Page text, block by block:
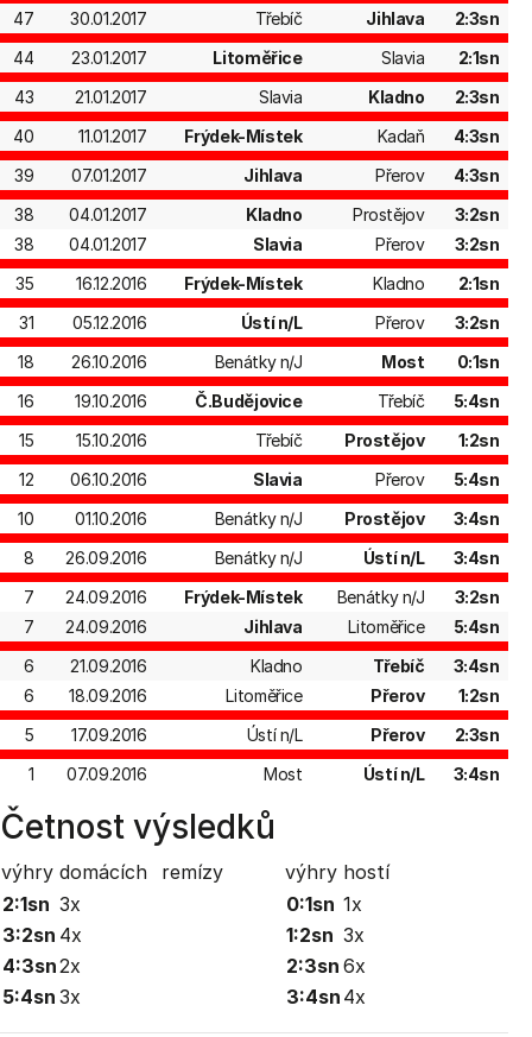
47
30.01.2017 Třebíč Jihlava
2:3sn
44
23.01.2017 Litoměřice Slavia
2:1sn
43
21.01.2017 Slavia Kladno
2:3sn
40
11.01.2017 Frýdek-Místek Kadaň
4:3sn
39
07.01.2017 Jihlava Přerov
4:3sn
38
04.01.2017 Kladno Prostějov
3:2sn
38
04.01.2017 Slavia Přerov
3:2sn
35
16.12.2016 Frýdek-Místek Kladno
2:1sn
31
05.12.2016 Ústí n/L Přerov
3:2sn
18
26.10.2016 Benátky n/J Most
0:1sn
16
19.10.2016 Č.Budějovice Třebíč
5:4sn
15
15.10.2016 Třebíč Prostějov
1:2sn
12
06.10.2016 Slavia Přerov
5:4sn
10
01.10.2016 Benátky n/J Prostějov
3:4sn
8
26.09.2016 Benátky n/J Ústí n/L
3:4sn
7
24.09.2016 Frýdek-Místek Benátky n/J
3:2sn
7
24.09.2016 Jihlava Litoměřice
5:4sn
6
21.09.2016 Kladno Třebíč
3:4sn
6
18.09.2016 Litoměřice Přerov
1:2sn
5
17.09.2016 Ústí n/L Přerov
2:3sn
1
07.09.2016 Most Ústí n/L 3:4sn
Četnost výsledků
výhry domácích remízy výhry hostí
2:1sn 3x
3:2sn 4x
4:3sn2x
5:4sn 3x
0:1sn 1x
1:2sn 3x
2:3sn 6x
3:4sn 4x